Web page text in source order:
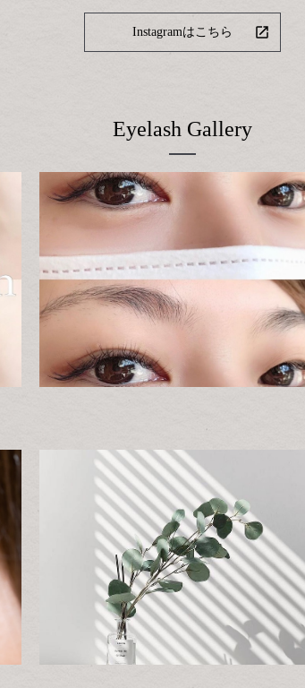
Instagramはこちら
Eyelash Gallery